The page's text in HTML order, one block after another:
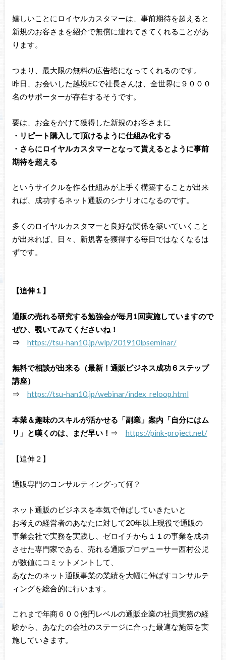
嬉しいことにロイヤルカスタマーは、事前期待を超えると
新規のお客さまを紹介で無償に連れてきてくれることがあ
ります。
つまり、最大限の無料の広告塔になってくれるのです。
昨日、お会いした越境ECで社長さんは、全世界に９０００
名のサポーターが存在するそうです。
要は、お金をかけて獲得した新規のお客さまに
・リピート購入して頂けるように仕組み化する
・さらにロイヤルカスタマーとなって貰えるとように事前
期待を超える
というサイクルを作る仕組みが上手く構築することが出来
れば、成功するネット通販のシナリオになるのです。
多くのロイヤルカスタマーと良好な関係を築いていくこと
が出来れば、日々、新規客を獲得する毎日ではなくなるは
ずです。
【追伸１】
通販の売れる研究する勉強会が毎月1回実施していますので
ぜひ、覗いてみてくださいね！
⇒ https://tsu-han10.jp/wlp/201910lpseminar/
無料で相談が出来る（最新！通販ビジネス成功６ステップ
講座）
⇒ https://tsu-han10.jp/webinar/index_reloop.html
本業＆趣味のスキルが活かせる「副業」案内「自分にはム
リ」と嘆くのは、まだ早い！ ⇒ https://pink-project.net/
【追伸２】
通販専門のコンサルティングって何？
ネット通販のビジネスを本気で伸ばしていきたいと
お考えの経営者のあなたに対して20年以上現役で通販の
事業会社で実務を実践し、ゼロイチから１１の事業を成功
させた専門家である、売れる通販プロデューサー西村公児
が数値にコミットメントして、
あなたのネット通販事業の業績を大幅に伸ばすコンサルテ
ィングを総合的に行います。
これまで年商６００億円レベルの通販企業の社員実務の経
験から、あなたの会社のステージに合った最適な施策を実
施していきます。